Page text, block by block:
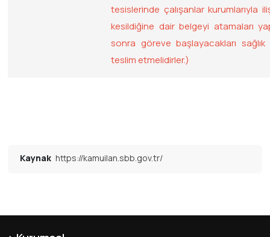
tesislerinde çalışanlar kurumlarıyla
kesildiğine dair belgeyi atamaları
sonra göreve başlayacakları
teslim etmelidirler.)
Kaynak https://kamuilan.sbb.gov.tr/